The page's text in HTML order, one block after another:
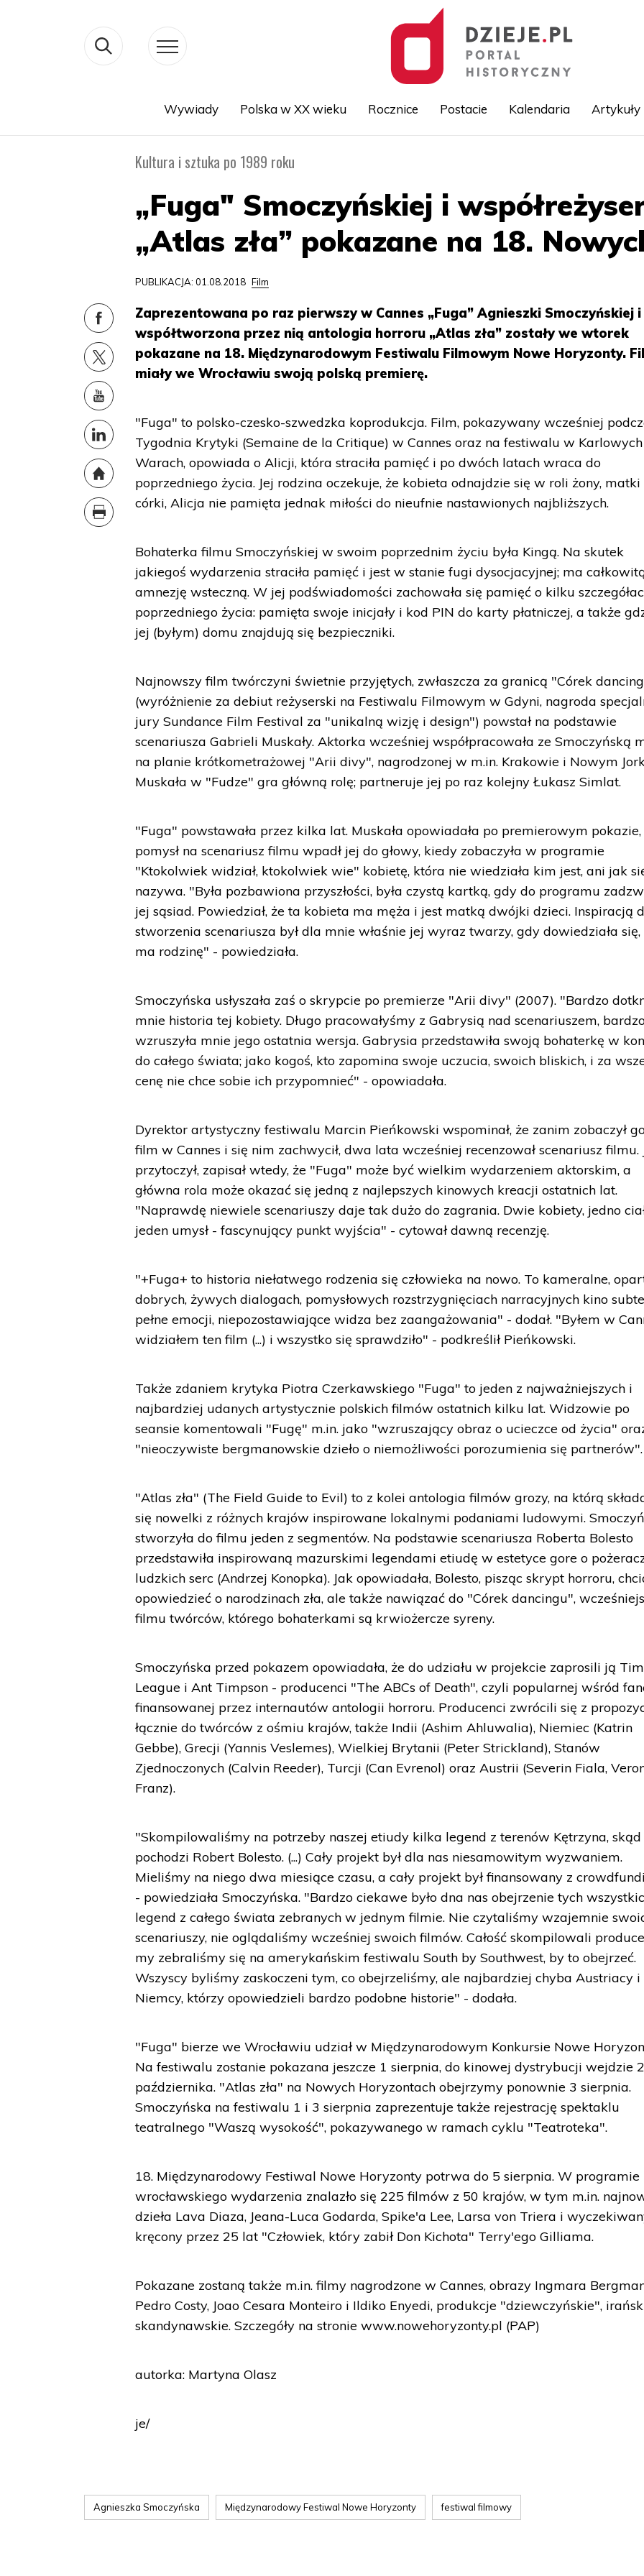
Wywiady Polska w XX wieku Rocznice Postacie Kalendaria Artykuły
Kultura i sztuka po 1989 roku
„Fuga" Smoczyńskiej i
„Atlas zła” pokazane na 18.
PUBLIKACJA: 01.08.2018 Film
Zaprezentowana po raz pierwszy w Cannes „Fuga” Agnieszki Smoczyńskiej i
współtworzona przez nią antologia horroru „Atlas zła” zostały we wtorek
pokazane na 18. Międzynarodowym Festiwalu Filmowym Nowe Horyzonty.
miały we Wrocławiu swoją polską premierę.
"Fuga" to polsko-czesko-szwedzka koprodukcja. Film, pokazywany wcześniej
Tygodnia Krytyki (Semaine de la Critique) w Cannes oraz na festiwalu w Karlowych
Warach, opowiada o Alicji, która straciła pamięć i po dwóch latach wraca do
poprzedniego życia. Jej rodzina oczekuje, że kobieta odnajdzie się w roli żony, matki
córki, Alicja nie pamięta jednak miłości do nieufnie nastawionych najbliższych.
Bohaterka filmu Smoczyńskiej w swoim poprzednim życiu była Kingą. Na skutek
jakiegoś wydarzenia straciła pamięć i jest w stanie fugi dysocjacyjnej; ma
amnezję wsteczną. W jej podświadomości zachowała się pamięć o kilku
poprzedniego życia: pamięta swoje inicjały i kod PIN do karty płatniczej, a także
jej (byłym) domu znajdują się bezpieczniki.
Najnowszy film twórczyni świetnie przyjętych, zwłaszcza za granicą "Córek
(wyróżnienie za debiut reżyserski na Festiwalu Filmowym w Gdyni, nagroda
jury Sundance Film Festival za "unikalną wizję i design") powstał na podstawie
scenariusza Gabrieli Muskały. Aktorka wcześniej współpracowała ze Smoczyńską
na planie krótkometrażowej "Arii divy", nagrodzonej w m.in. Krakowie i Nowym
Muskała w "Fudze" gra główną rolę; partneruje jej po raz kolejny Łukasz Simlat.
"Fuga" powstawała przez kilka lat. Muskała opowiadała po premierowym pokazie,
pomysł na scenariusz filmu wpadł jej do głowy, kiedy zobaczyła w programie
"Ktokolwiek widział, ktokolwiek wie" kobietę, która nie wiedziała kim jest, ani jak
nazywa. "Była pozbawiona przyszłości, była czystą kartką, gdy do programu
jej sąsiad. Powiedział, że ta kobieta ma męża i jest matką dwójki dzieci. Inspiracją
stworzenia scenariusza był dla mnie właśnie jej wyraz twarzy, gdy dowiedziała się,
ma rodzinę" - powiedziała.
Smoczyńska usłyszała zaś o skrypcie po premierze "Arii divy" (2007). "Bardzo
mnie historia tej kobiety. Długo pracowałyśmy z Gabrysią nad scenariuszem,
wzruszyła mnie jego ostatnia wersja. Gabrysia przedstawiła swoją bohaterkę w
do całego świata; jako kogoś, kto zapomina swoje uczucia, swoich bliskich, i za
cenę nie chce sobie ich przypomnieć" - opowiadała.
Dyrektor artystyczny festiwalu Marcin Pieńkowski wspominał, że zanim zobaczył
film w Cannes i się nim zachwycił, dwa lata wcześniej recenzował scenariusz filmu.
przytoczył, zapisał wtedy, że "Fuga" może być wielkim wydarzeniem aktorskim, a
główna rola może okazać się jedną z najlepszych kinowych kreacji ostatnich lat.
"Naprawdę niewiele scenariuszy daje tak dużo do zagrania. Dwie kobiety, jedno
jeden umysł - fascynujący punkt wyjścia" - cytował dawną recenzję.
"+Fuga+ to historia niełatwego rodzenia się człowieka na nowo. To kameralne,
dobrych, żywych dialogach, pomysłowych rozstrzygnięciach narracyjnych kino
pełne emocji, niepozostawiające widza bez zaangażowania" - dodał. "Byłem w
widziałem ten film (...) i wszystko się sprawdziło" - podkreślił Pieńkowski.
Także zdaniem krytyka Piotra Czerkawskiego "Fuga" to jeden z najważniejszych i
najbardziej udanych artystycznie polskich filmów ostatnich kilku lat. Widzowie po
seansie komentowali "Fugę" m.in. jako "wzruszający obraz o ucieczce od życia"
"nieoczywiste bergmanowskie dzieło o niemożliwości porozumienia się partnerów".
"Atlas zła" (The Field Guide to Evil) to z kolei antologia filmów grozy, na którą
się nowelki z różnych krajów inspirowane lokalnymi podaniami ludowymi.
stworzyła do filmu jeden z segmentów. Na podstawie scenariusza Roberta Bolesto
przedstawiła inspirowaną mazurskimi legendami etiudę w estetyce gore o
ludzkich serc (Andrzej Konopka). Jak opowiadała, Bolesto, pisząc skrypt horroru,
opowiedzieć o narodzinach zła, ale także nawiązać do "Córek dancingu",
filmu twórców, którego bohaterkami są krwiożercze syreny.
Smoczyńska przed pokazem opowiadała, że do udziału w projekcie zaprosili ją Tim
League i Ant Timpson - producenci "The ABCs of Death", czyli popularnej wśród
finansowanej przez internautów antologii horroru. Producenci zwrócili się z
łącznie do twórców z ośmiu krajów, także Indii (Ashim Ahluwalia), Niemiec (Katrin
Gebbe), Grecji (Yannis Veslemes), Wielkiej Brytanii (Peter Strickland), Stanów
Zjednoczonych (Calvin Reeder), Turcji (Can Evrenol) oraz Austrii (Severin Fiala,
Franz).
"Skompilowaliśmy na potrzeby naszej etiudy kilka legend z terenów Kętrzyna, skąd
pochodzi Robert Bolesto. (...) Cały projekt był dla nas niesamowitym wyzwaniem.
Mieliśmy na niego dwa miesiące czasu, a cały projekt był finansowany z
- powiedziała Smoczyńska. "Bardzo ciekawe było dna nas obejrzenie tych
legend z całego świata zebranych w jednym filmie. Nie czytaliśmy wzajemnie
scenariuszy, nie oglądaliśmy wcześniej swoich filmów. Całość skompilowali
my zebraliśmy się na amerykańskim festiwalu South by Southwest, by to obejrzeć.
Wszyscy byliśmy zaskoczeni tym, co obejrzeliśmy, ale najbardziej chyba Austriacy i
Niemcy, którzy opowiedzieli bardzo podobne historie" - dodała.
"Fuga" bierze we Wrocławiu udział w Międzynarodowym Konkursie Nowe
Na festiwalu zostanie pokazana jeszcze 1 sierpnia, do kinowej dystrybucji wejdzie
października. "Atlas zła" na Nowych Horyzontach obejrzymy ponownie 3 sierpnia.
Smoczyńska na festiwalu 1 i 3 sierpnia zaprezentuje także rejestrację spektaklu
teatralnego "Waszą wysokość", pokazywanego w ramach cyklu "Teatroteka".
18. Międzynarodowy Festiwal Nowe Horyzonty potrwa do 5 sierpnia. W programie
wrocławskiego wydarzenia znalazło się 225 filmów z 50 krajów, w tym m.in.
dzieła Lava Diaza, Jeana-Luca Godarda, Spike'a Lee, Larsa von Triera i
kręcony przez 25 lat "Człowiek, który zabił Don Kichota" Terry'ego Gilliama.
Pokazane zostaną także m.in. filmy nagrodzone w Cannes, obrazy Ingmara
Pedro Costy, Joao Cesara Monteiro i Ildiko Enyedi, produkcje "dziewczyńskie",
skandynawskie. Szczegóły na stronie www.nowehoryzonty.pl (PAP)
autorka: Martyna Olasz
je/
Agnieszka Smoczyńska Międzynarodowy Festiwal Nowe Horyzonty festiwal filmowy